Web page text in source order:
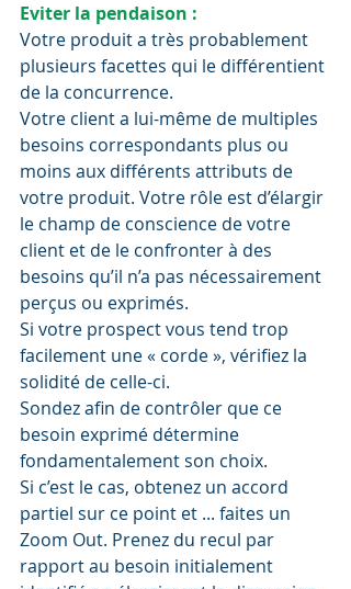
Eviter la pendaison :
Votre produit a très probablement
plusieurs facettes qui le différentient
de la concurrence.
Votre client a lui-même de multiples
besoins correspondants plus ou
moins aux différents attributs de
votre produit. Votre rôle est d’élargir
le champ de conscience de votre
client et de le confronter à des
besoins qu’il n’a pas nécessairement
perçus ou exprimés.
Si votre prospect vous tend trop
facilement une « corde », vérifiez la
solidité de celle-ci.
Sondez afin de contrôler que ce
besoin exprimé détermine
fondamentalement son choix.
Si c’est le cas, obtenez un accord
partiel sur ce point et ... faites un
Zoom Out. Prenez du recul par
rapport au besoin initialement